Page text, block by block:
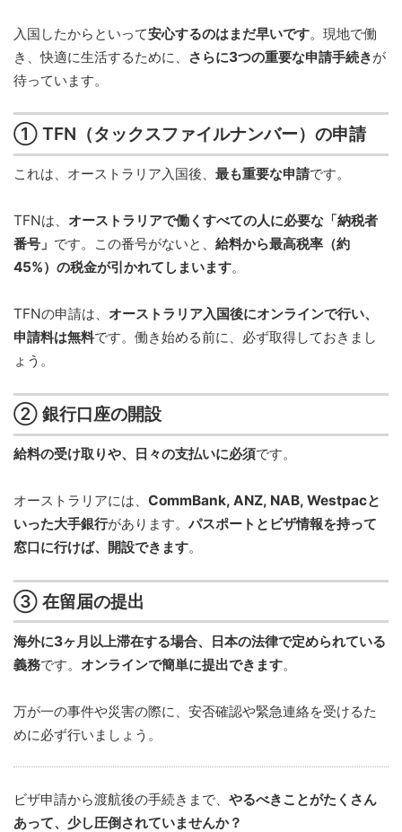
入国したからといって安心するのはまだ早いです。現地で働
き、快適に生活するために、
さらに3つの重要な申請手続きが
待っています。
① TFN（タックスファイルナンバー）の申請
これは、オーストラリア入国後、 最も重要な申請です。
TFNは、 オーストラリアで働くすべての人に必要な「納税者
番号」 です。この番号がないと、 給料から最高税率（約
45%）の税金が引かれてしまいます。
TFNの申請は、 オーストラリア入国後にオンラインで行い、
申請料は無料です。働き始める前に、必ず取得しておきまし
ょう。
② 銀行口座の開設
給料の受け取りや、日々の支払いに必須です。
オーストラリアには、 CommBank, ANZ, NAB, Westpacと
いった大手銀行があります。 パスポートとビザ情報を持って
窓口に行けば、開設できます。
③ 在留届の提出
海外に3ヶ月以上滞在する場合、日本の法律で定められている
義務です。 オンラインで簡単に提出できます。
万が一の事件や災害の際に、安否確認や緊急連絡を受けるた
めに必ず行いましょう。
ビザ申請から渡航後の手続きまで、 やるべきことがたくさん
あって、少し圧倒されていませんか？